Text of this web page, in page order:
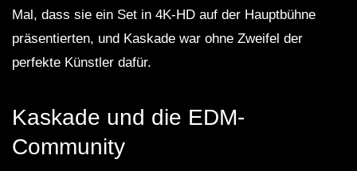
Mal, dass sie ein Set in 4K-HD auf der Hauptbühne
präsentierten, und Kaskade war ohne Zweifel der
perfekte Künstler dafür.
Kaskade und die EDM-
Community